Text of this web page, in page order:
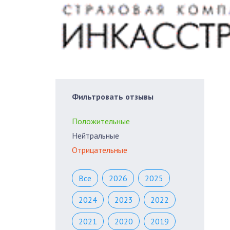
Фильтровать отзывы
Положительные
Нейтральные
Отрицательные
Все 2026 2025
2024 2023 2022
2021 2020 2019